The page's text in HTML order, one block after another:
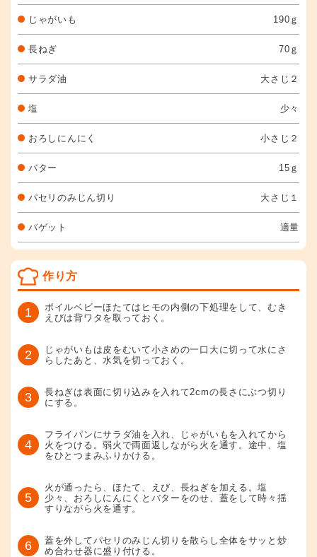
じゃがいも 190ｇ
長ねぎ 70ｇ
サラダ油 大さじ２
塩 少々
おろしにんにく 小さじ２
バター 15ｇ
パセリのみじん切り 大さじ１
バゲット 適量
作り方
1
ボイルベビーほたてはヒモの内側の下処理をして、むき
えびは背ワタを取っておく。
2
じゃがいもは皮をむいて小さめの一口大に切って水にさ
らしたあと、水気を切っておく。
3
長ねぎは表面に切り込みを入れて2cmの長さにぶつ切り
にする。
4
フライパンにサラダ油を入れ、じゃがいもを入れてから
火をつける。弱火で両面返しながら火を通す。途中、塩
をひとつまみふりかける。
5
火が通ったら、ほたて、えび、長ねぎを加える。塩
少々、おろしにんにくとバターをのせ、蓋をして時々揺
すりながら火を通す。
6
蓋を外してパセリのみじん切りを散らし全体をサッと炒
め合わせ器に盛り付ける。